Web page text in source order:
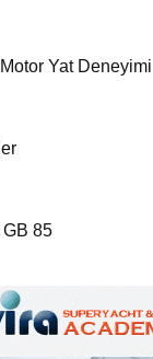
Yat Deneyimi
85